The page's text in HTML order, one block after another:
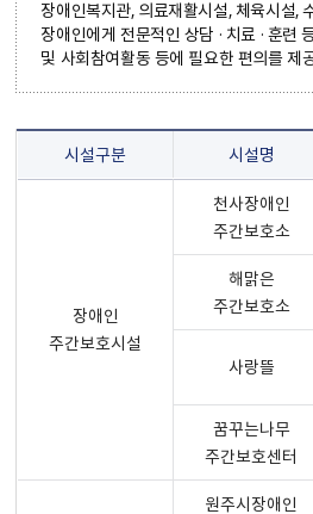
장애인복지관, 의료재활시설, 체육시설,
장애인에게 전문적인 상담 · 치료 · 훈련
및 사회참여활동 등에 필요한 편의를 제
시설구분 시설명
장애인
주간보호시설
천사장애인
주간보호소
해맑은
주간보호소
사랑뜰
꿈꾸는나무
주간보호센터
원주시장애인